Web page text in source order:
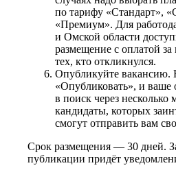
по тарифу «Стандарт»,
«Премиум». Для
и Омской области
размещение с оплатой за
тех, кто откликнулся.
Опубликуйте вакансию.
«Опубликовать», и ваше
в поиск через несколько
кандидаты, которых
смогут отправить вам
Срок размещения — 30 дней.
публикации придёт